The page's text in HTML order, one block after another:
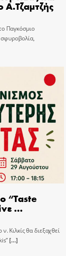
Παγκόσμιο
“Taste
…
Κιλκίς θα διεξαχθεί
[…]